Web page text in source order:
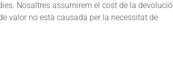
Nosaltres assumirem el cost de la devolució
valor no està causada per la necessitat de